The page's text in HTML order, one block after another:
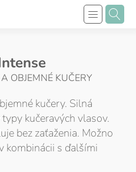
OBJEMNÉ KUČERY
kučery. Silná
kučeravých vlasov.
bez zaťaženia. Možno
kombinácii s ďalšími